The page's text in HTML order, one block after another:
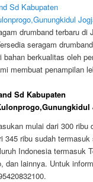
Sd Kabupaten
drumband terbaru di
seragam
bahan berkualitas oleh
membuat penampilan
Sd Kabupaten
mulai dari 300 ribu
345 ribu sudah
Indonesia termasuk
dan lainnya. Untuk